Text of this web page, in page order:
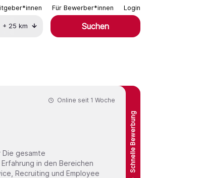
Für Bewerber*innen Login
+ 25 km Suchen
Schnelle Bewerbung
Online seit 1 Woche
in den Bereichen
Recruiting und Employee